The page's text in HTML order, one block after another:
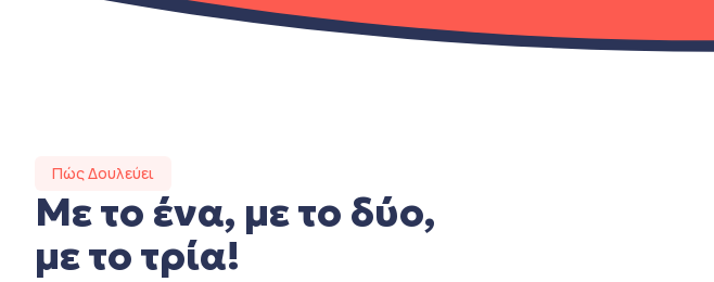
Πώς Δουλεύει
Με το ένα, με το δύο,
με το τρία!